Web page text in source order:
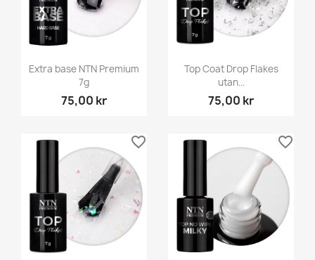
Extra base NTN Premium
7g
75,00 kr
Top Coat Drop Flakes
utan...
75,00 kr
favorite_border favorite_border